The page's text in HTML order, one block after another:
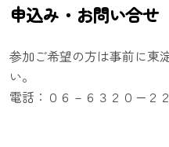
申込み・お問い合せ
参加ご希望の方は事前に東
い。
電話：０６－６３２０ー２